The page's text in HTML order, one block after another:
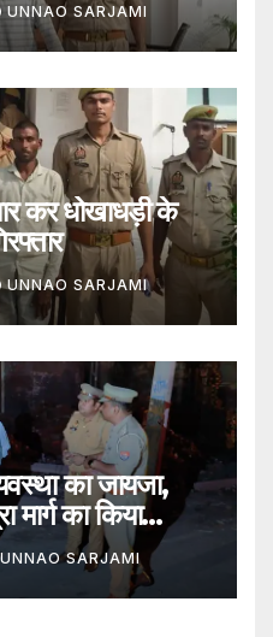
UNNAO SARJAMI
कर धोखाधड़ी के
UNNAO SARJAMI
का जायजा,
मार्ग का किया
UNNAO SARJAMI